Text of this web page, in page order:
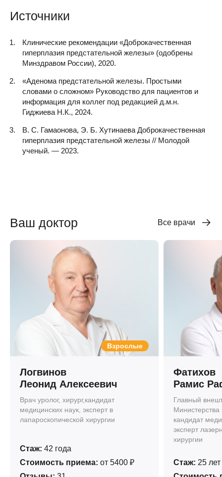
Источники
Клинические рекомендации «Доброкачественная
гиперплазия предстательной железы» (одобрены
Минздравом России), 2020.
«Аденома предстательной железы. Простыми
словами о сложном» Руководство для пациентов и
информация для коллег под редакцией д.м.н.
Гиджиева Н.К., 2024.
В. С. Гамаонова, Э. Б. Хутинаева Доброкачественная
гиперплазия предстательной железы // Молодой
ученый. — 2023.
Ваш доктор Все врачи
Взрослые
Логвинов
Леонид Алексеевич
Врач уролог, хирург,кандидат
медицинских наук, эксперт в
лапароскопической хирургии
Стаж: 42 года
Стоимость приема: от 5400 ₽
Фатихов
Рамис
Главный
кандидат
эксперт
хирургии
Стаж: 25 лет